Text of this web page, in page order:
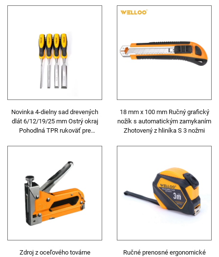
Novinka 4-dielny sad drevených
dlát 6/12/19/25 mm Ostrý okraj
Pohodlná TPR rukoväť pre
18 mm x 100 mm Ručný grafický
nožík s automatickým zamykaním
Zhotovený z hliníka S 3 nožmi
Zdroj z oceľového továrne
Ručné prenosné ergonomické